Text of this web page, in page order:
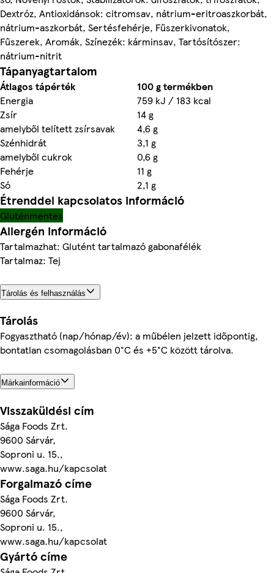
Dextróz, Antioxidánsok: citromsav, nátrium-eritroaszkorbát,
nátrium-aszkorbát, Sertésfehérje, Fűszerkivonatok,
Fűszerek, Aromák, Színezék: kárminsav, Tartósítószer:
nátrium-nitrit
Tápanyagtartalom
Átlagos tápérték
100 g termékben
Energia
759 kJ / 183 kcal
Zsír
14 g
amelyből telített zsírsavak
4,6 g
Szénhidrát
3,1 g
amelyből cukrok
0,6 g
Fehérje
11 g
Só
2,1 g
Étrenddel kapcsolatos információ
Gluténmentes
Allergén információ
Tartalmazhat: Glutént tartalmazó gabonafélék
Tartalmaz: Tej
Tárolás és felhasználás
Tárolás
Fogyasztható (nap/hónap/év): a műbélen jelzett időpontig,
bontatlan csomagolásban 0°C és +5°C között tárolva.
Márkainformáció
Visszaküldési cím
Sága Foods Zrt.
9600 Sárvár,
Soproni u. 15.,
www.saga.hu/kapcsolat
Forgalmazó címe
Sága Foods Zrt.
9600 Sárvár,
Soproni u. 15.,
www.saga.hu/kapcsolat
Gyártó címe